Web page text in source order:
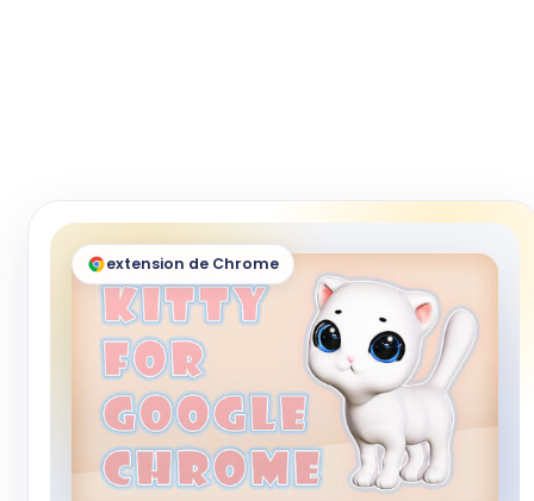
extension de Chrome